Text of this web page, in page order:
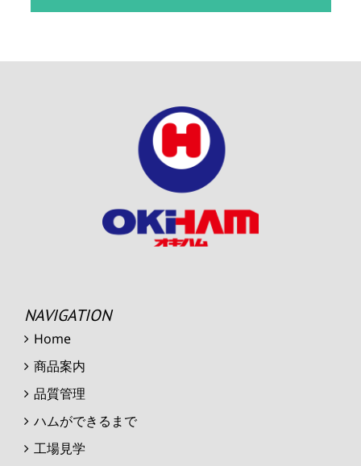
NAVIGATION
Home
商品案内
品質管理
ハムができるまで
工場見学